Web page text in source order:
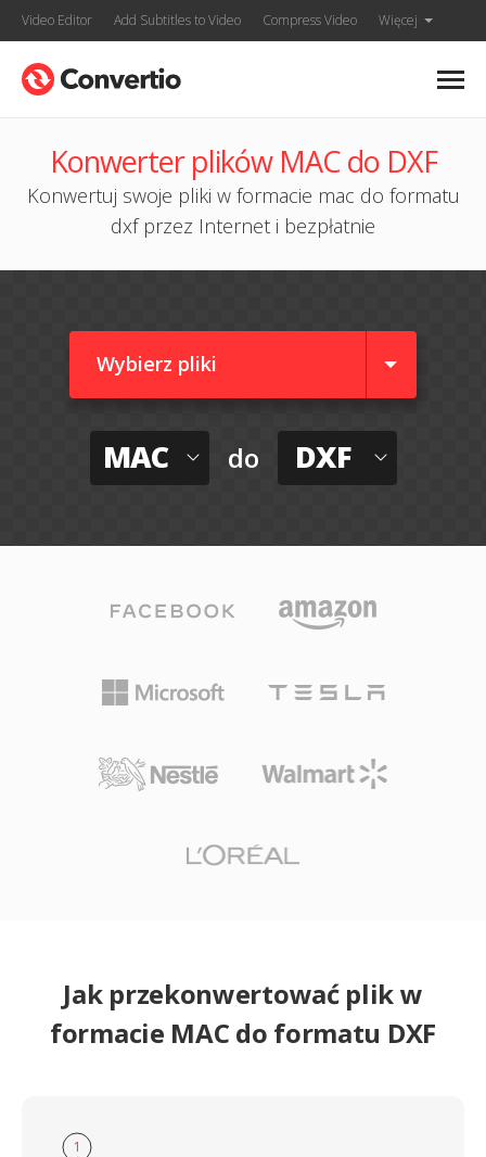
Video Editor Add Subtitles to Video Compress Video Więcej
Konwerter plików MAC do DXF
Konwertuj swoje pliki w formacie mac do formatu
dxf przez Internet i bezpłatnie
Wybierz pliki
MAC do DXF
Jak przekonwertować plik w
formacie MAC do formatu DXF
1